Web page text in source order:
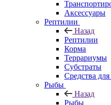
Аксессуары
Рептилии
Назад
Рептилии
Корма
Террариумы
Субстраты
Средства
Рыбы
Назад
Рыбы